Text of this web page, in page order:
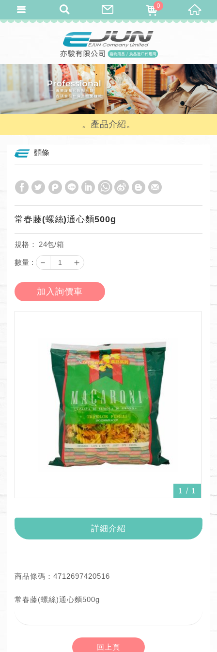
產品介紹
麵條
常春藤(螺絲)通心麵500g
規格： 24包/箱
數量 : － ＋
加入詢價車
1 / 1
詳細介紹
商品條碼：4712697420516
常春藤(螺絲)通心麵500g
回上頁
0